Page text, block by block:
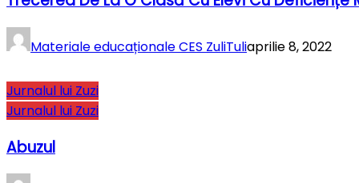
Materiale educaționale CES ZuliTuliaprilie 8, 2022
Jurnalul lui Zuzi
Jurnalul lui Zuzi
Abuzul